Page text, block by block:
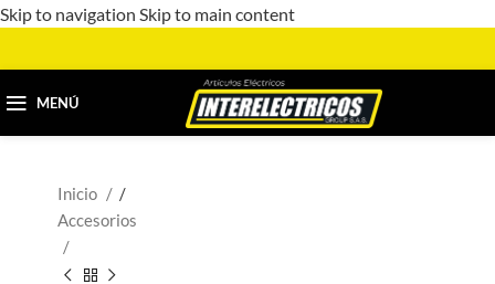
Skip to navigation Skip to main content
MENÚ
Inicio
/
Accesorios